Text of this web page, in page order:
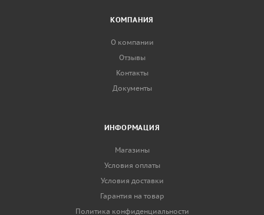
КОМПАНИЯ
О компании
Отзывы
Контакты
Документы
ИНФОРМАЦИЯ
Магазины
Условия оплаты
Условия доставки
Гарантия на товар
Политика конфиденциальности